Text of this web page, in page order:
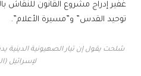
غفير إدراج مشروع القانون للنقاش
توحيد القدس” و”مسيرة الأعلام”.
شلحت يقول إن تيار الصهيونية الدينية
لإسرائيل